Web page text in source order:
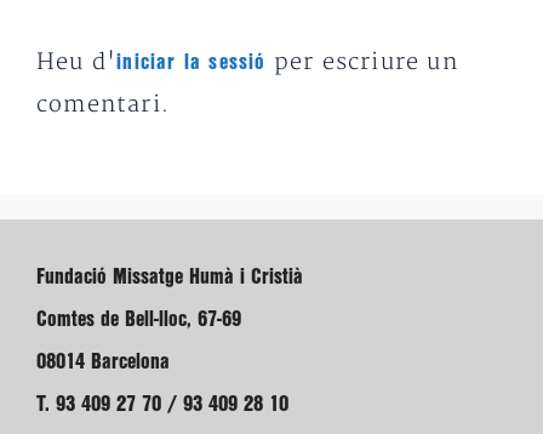
Heu d'iniciar la sessió
per escriure un
comentari.
Fundació Missatge Humà i Cristià
Comtes de Bell-lloc, 67-69
08014 Barcelona
T. 93 409 27 70 / 93 409 28 10